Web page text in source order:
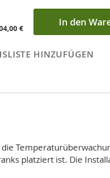
€ In den
HINZUFÜGEN
platziert ist. Die